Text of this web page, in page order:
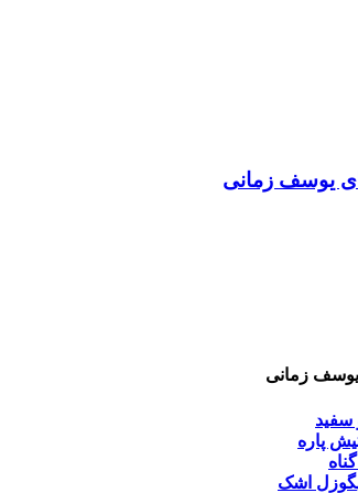
یوسف زمانی
زمانی
سفید
پاره
گوزل اشک